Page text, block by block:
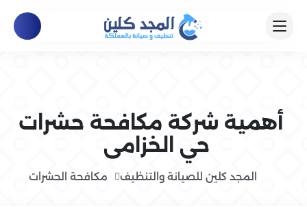
أهمية شركة مكافحة حشرات
حي الخزامى
المجد كلين للصيانة والتنظيف مكافحة الحشرات